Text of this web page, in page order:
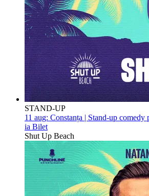
STAND-UP
11 aug: Constanța | Stand-up comedy
ia Bilet
Shut Up Beach